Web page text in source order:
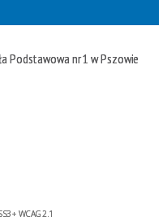
Podstawowa nr 1 w Pszowie
+ WCAG 2.1